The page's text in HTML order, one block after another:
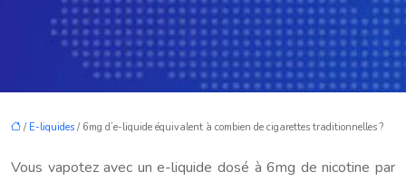
/ E-liquides / 6mg d’e-liquide équivalent à combien de cigarettes traditionnelles ?
Vous vapotez avec un e-liquide dosé à 6mg de nicotine par